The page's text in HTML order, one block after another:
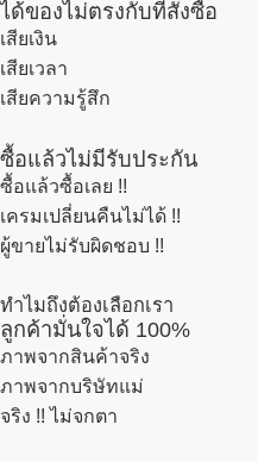
ได้ของไม่ตรงกับที่สั่งซื้อ
เสียเงิน
เสียเวลา
เสียความรู้สึก
ซื้อแล้วไม่มีรับประกัน
ซื้อแล้วซื้อเลย !!
เครมเปลี่ยนคืนไม่ได้ !!
ผู้ขายไม่รับผิดชอบ !!
ทำไมถึงต้องเลือกเรา
ลูกค้ามั่นใจได้ 100%
ภาพจากสินค้าจริง
ภาพจากบริษัทแม่
จริง !! ไม่จกตา